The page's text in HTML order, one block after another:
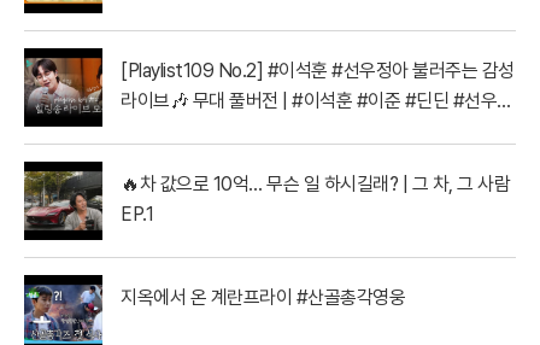
[Playlist109 No.2] #이석훈 #선우정아 불러주는 감성
라이브🎶 무대 풀버전 | #이석훈 #이준 #딘딘 #선우정
🔥차 값으로 10억… 무슨 일 하시길래? | 그 차, 그 사람
EP.1
지옥에서 온 계란프라이 #산골총각영웅